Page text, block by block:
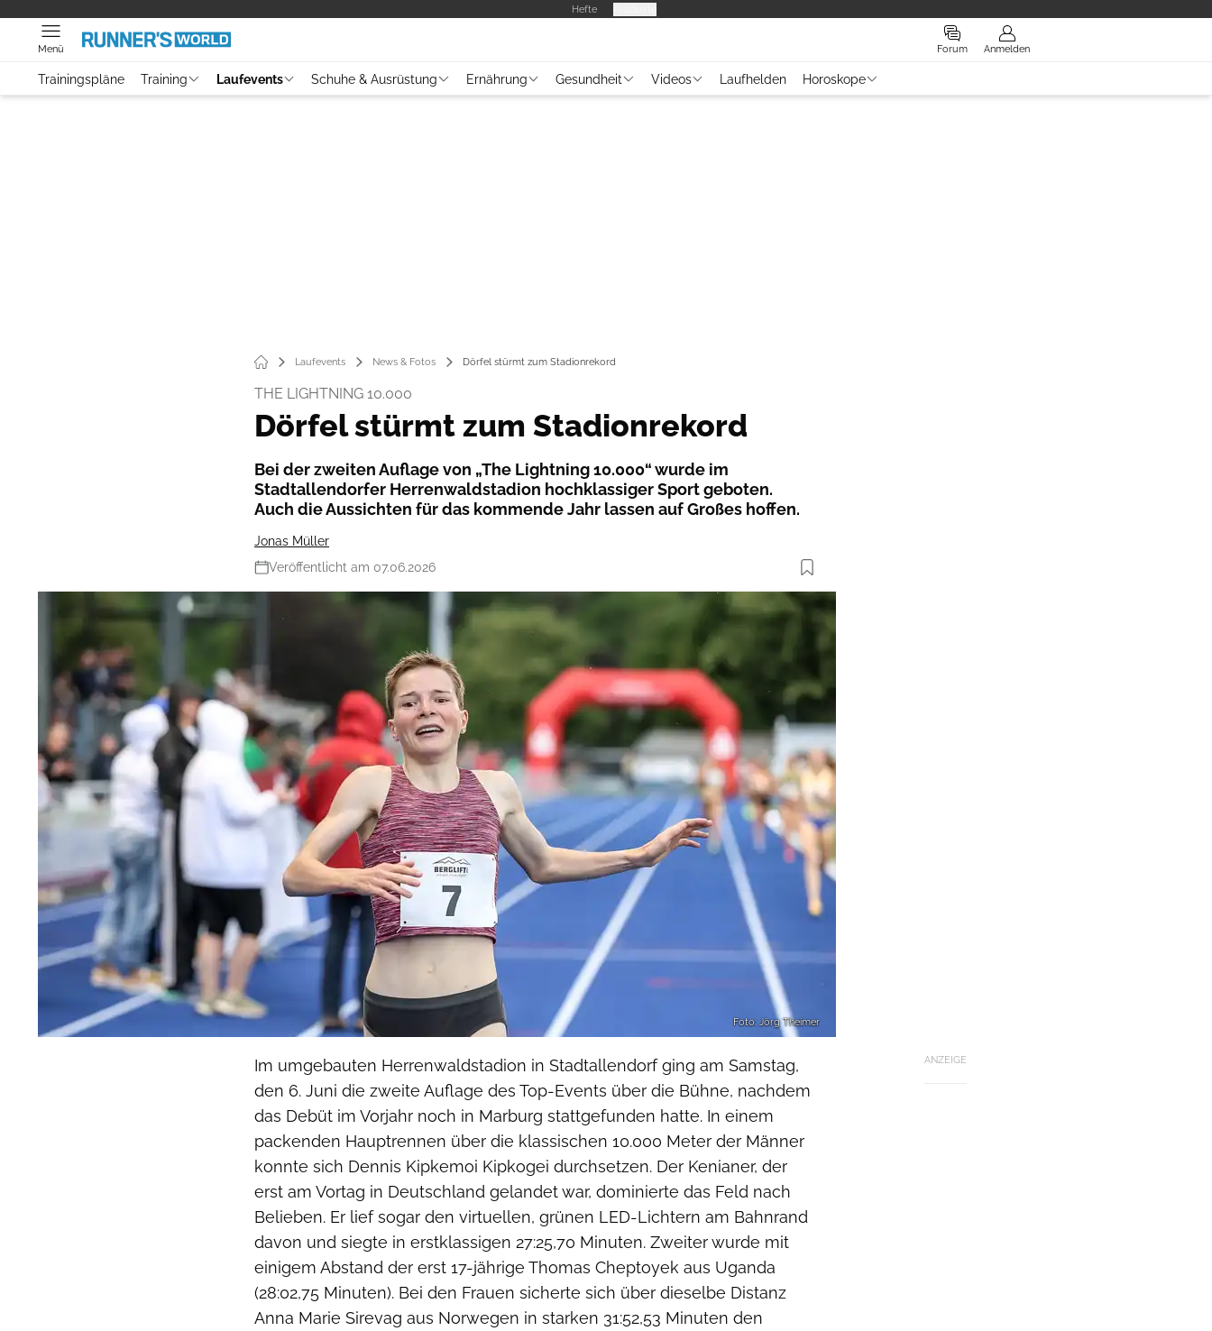
Hefte
Forum Anmelden
Menü
Trainingspläne Training Laufevents Schuhe & Ausrüstung Ernährung Gesundheit Videos Laufhelden Horoskope
Laufevents News & Fotos Dörfel stürmt zum Stadionrekord
THE LIGHTNING 10.000
Dörfel stürmt zum Stadionrekord
Bei der zweiten Auflage von „The Lightning 10.000“ wurde im
Stadtallendorfer Herrenwaldstadion hochklassiger Sport geboten.
Auch die Aussichten für das kommende Jahr lassen auf Großes hoffen.
Jonas Müller
Veröffentlicht am 07.06.2026
Foto: Jörg Theimer
ANZEIGE
Im umgebauten Herrenwaldstadion in Stadtallendorf ging am Samstag,
den 6. Juni die zweite Auflage des Top-Events über die Bühne, nachdem
das Debüt im Vorjahr noch in Marburg stattgefunden hatte. In einem
packenden Hauptrennen über die klassischen 10.000 Meter der Männer
konnte sich Dennis Kipkemoi Kipkogei durchsetzen. Der Kenianer, der
erst am Vortag in Deutschland gelandet war, dominierte das Feld nach
Belieben. Er lief sogar den virtuellen, grünen LED-Lichtern am Bahnrand
davon und siegte in erstklassigen 27:25,70 Minuten. Zweiter wurde mit
einigem Abstand der erst 17-jährige Thomas Cheptoyek aus Uganda
(28:02,75 Minuten). Bei den Frauen sicherte sich über dieselbe Distanz
Anna Marie Sirevag aus Norwegen in starken 31:52,53 Minuten den